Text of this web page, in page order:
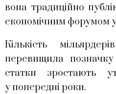
вона традиційно
економічним форумом у
Кількість
перевищила
статки зростають
у попередні роки.